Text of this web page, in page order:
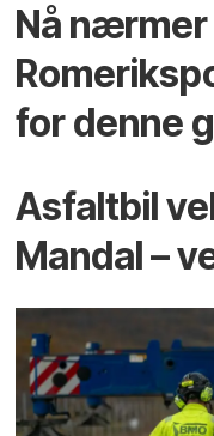
Nå
for denne
Asfaltbil
Mandal –